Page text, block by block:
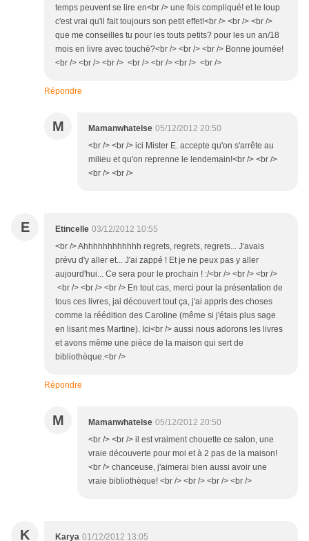
temps peuvent se lire en<br /> une fois compliqué! et le loup
c'est vrai qu'il fait toujours son petit effet!<br /> <br /> <br />
que me conseilles tu pour les touts petits? pour les un an/18
mois en livre avec touché?<br /> <br /> <br /> Bonne journée!
<br /> <br /> <br /> <br /> <br /> <br /> <br />
Répondre
M Mamanwhatelse 05/12/2012 20:50
<br /> <br /> ici Mister E. accepte qu'on s'arrête au
milieu et qu'on reprenne le lendemain!<br /> <br />
<br /> <br />
E Etincelle 03/12/2012 10:55
<br /> Ahhhhhhhhhhhh regrets, regrets, regrets... J'avais
prévu d'y aller et... J'ai zappé ! Et je ne peux pas y aller
aujourd'hui... Ce sera pour le prochain ! :/<br /> <br /> <br />
<br /> <br /> <br /> En tout cas, merci pour la présentation de
tous ces livres, jai découvert tout ça, j'ai appris des choses
comme la réédition des Caroline (même si j'étais plus sage
en lisant mes Martine). Ici<br /> aussi nous adorons les livres
et avons même une pièce de la maison qui sert de
bibliothèque.<br />
Répondre
M Mamanwhatelse 05/12/2012 20:50
<br /> <br /> il est vraiment chouette ce salon, une
vraie découverte pour moi et à 2 pas de la maison!
<br /> chanceuse, j'aimerai bien aussi avoir une
vraie bibliothèque! <br /> <br /> <br /> <br />
K Karya 01/12/2012 13:05